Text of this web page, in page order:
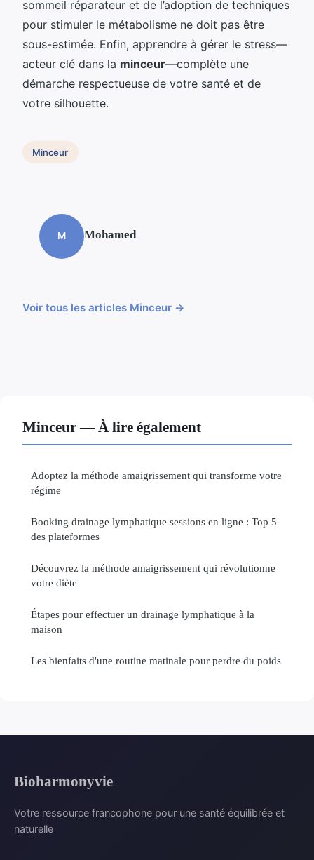
sommeil réparateur et de l’adoption de techniques
pour stimuler le métabolisme ne doit pas être
sous-estimée. Enfin, apprendre à gérer le stress—
acteur clé dans la minceur—complète une
démarche respectueuse de votre santé et de
votre silhouette.
Minceur
M Mohamed
Voir tous les articles Minceur →
Minceur — À lire également
Adoptez la méthode amaigrissement qui transforme votre
régime
Booking drainage lymphatique sessions en ligne : Top 5
des plateformes
Découvrez la méthode amaigrissement qui révolutionne
votre diète
Étapes pour effectuer un drainage lymphatique à la
maison
Les bienfaits d'une routine matinale pour perdre du poids
Bioharmonyvie
Votre ressource francophone pour une santé équilibrée et
naturelle